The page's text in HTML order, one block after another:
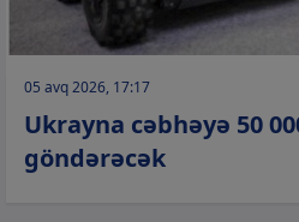
05 avq 2026, 17:17
Ukrayna cəbhəyə 50
göndərəcək